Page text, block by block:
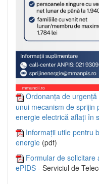
Ordonanța de
unui mecanism de sprijin
energie electrică aflați în
Informații utile pentru
energie (pdf)
Formular de solicitare
ePIDS - Serviciul de